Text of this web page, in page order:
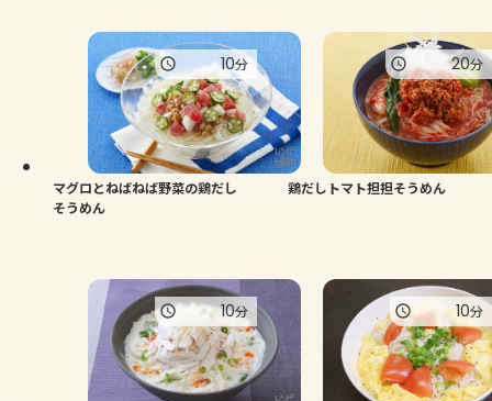
マグロとねばねば野菜の鶏だし
そうめん
10分
鶏だしトマト担担そうめん
20分
10分 10分